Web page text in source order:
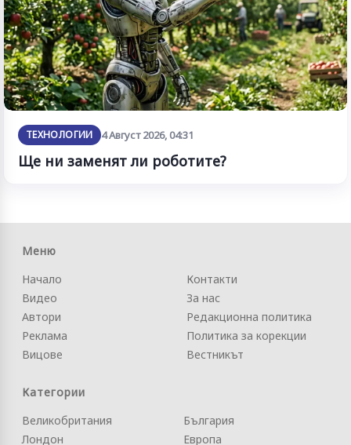
ТЕХНОЛОГИИ 4 Август 2026, 04:31
Ще ни заменят ли роботите?
Меню
Начало
Видео
Автори
Реклама
Вицове
Контакти
За нас
Редакционна политика
Политика за корекции
Вестникът
Категории
Великобритания
Лондон
България
Европа